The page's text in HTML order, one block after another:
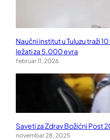
Naučni institut u Tuluzu traži
ležati za 5.000 evra
februar 11, 2026
Saveti za Zdrav Božićni Post
novembar 28, 2025